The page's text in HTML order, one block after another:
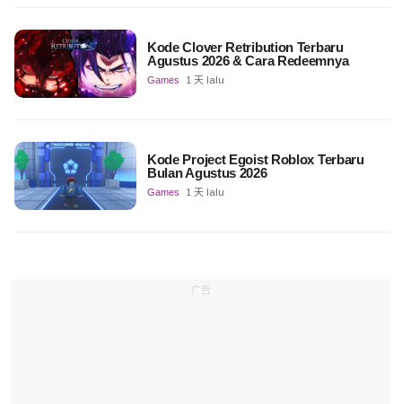
Kode Clover Retribution Terbaru
Agustus 2026 & Cara Redeemnya
Games 1 天 lalu
Kode Project Egoist Roblox Terbaru
Bulan Agustus 2026
Games 1 天 lalu
广告